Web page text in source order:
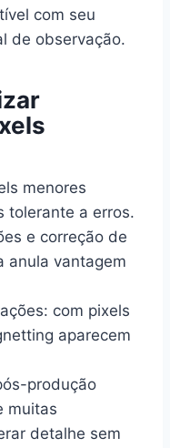
com seu
de observação.
menores
tolerante a erros.
e correção de
anula vantagem
com pixels
aparecem
produção
muitas
detalhe sem